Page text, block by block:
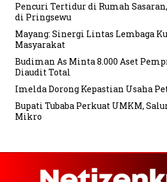
Pencuri Tertidur di Rumah
di Pringsewu
Mayang: Sinergi Lintas Lembaga
Masyarakat
Budiman As Minta 8.000 Aset
Diaudit Total
Imelda Dorong Kepastian Usaha
Bupati Tubaba Perkuat UMKM,
Mikro